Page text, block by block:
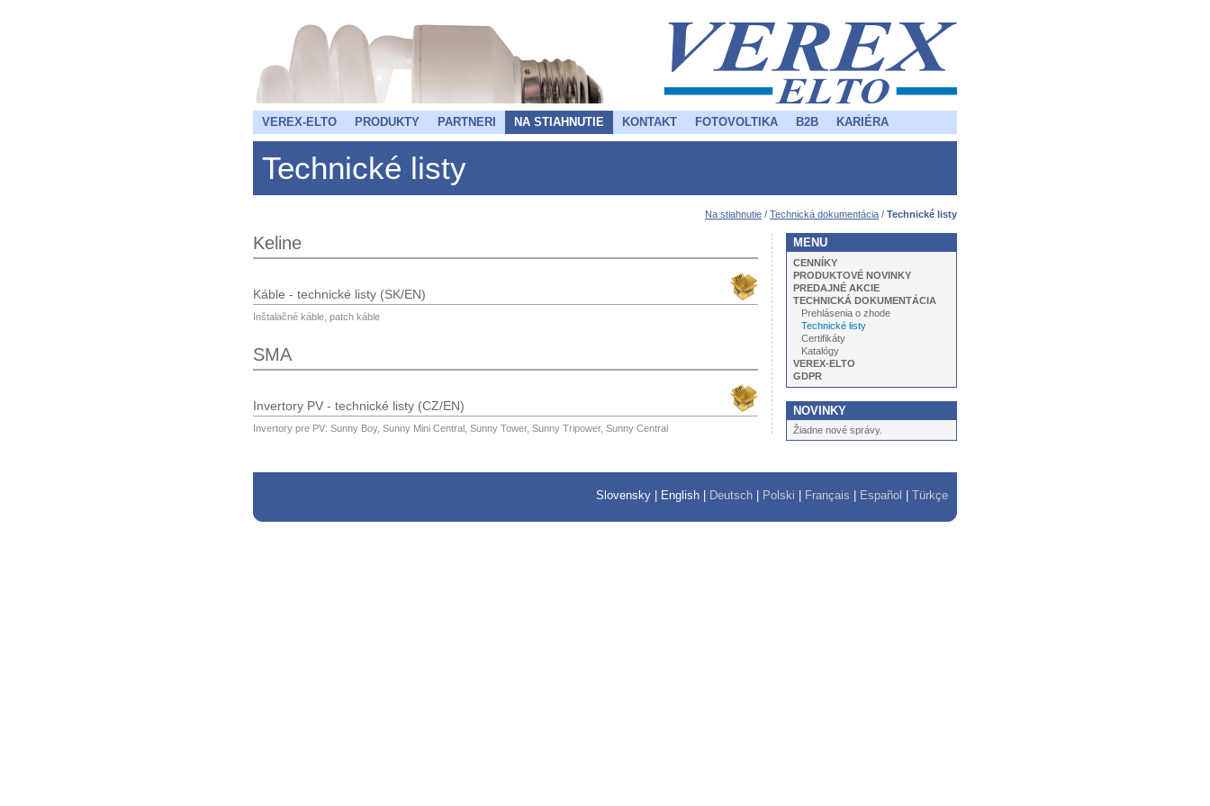
VEREX-ELTO PRODUKTY PARTNERI NA STIAHNUTIE KONTAKT FOTOVOLTIKA B2B KARIÉRA
Technické listy
Na stiahnutie / Technická dokumentácia / Technické listy
Keline
Káble - technické listy (SK/EN)
Inštalačné káble, patch káble
SMA
Invertory PV - technické listy (CZ/EN)
Invertory pre PV: Sunny Boy, Sunny Mini Central, Sunny Tower, Sunny Tripower, Sunny Central
MENU
CENNÍKY
PRODUKTOVÉ NOVINKY
PREDAJNÉ AKCIE
TECHNICKÁ DOKUMENTÁCIA
Prehlásenia o zhode
Technické listy
Certifikáty
Katalógy
VEREX-ELTO
GDPR
NOVINKY
Žiadne nové správy.
Slovensky English Deutsch Polski Français Español Türkçe